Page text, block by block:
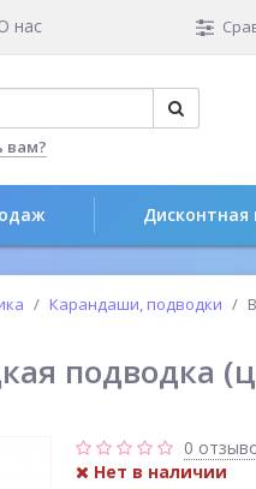
нас
вам?
Карандаши, подводки
подводка
0
Нет в наличии